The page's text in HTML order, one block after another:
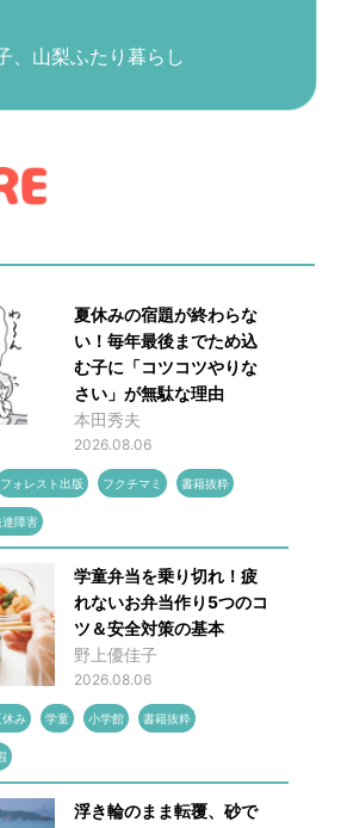
、山梨ふたり暮らし
夏休みの宿題が終わらな
い！毎年最後までため込
む子に「コツコツやりな
さい」が無駄な理由
本田秀夫
2026.08.06
フォレスト出版 フクチマミ 書籍抜粋
達障害
学童弁当を乗り切れ！疲
れないお弁当作り5つのコ
ツ＆安全対策の基本
野上優佳子
2026.08.06
休み 学童 小学館 書籍抜粋
浮き輪のまま転覆、砂で